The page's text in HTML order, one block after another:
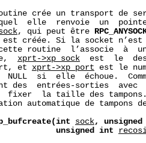
crée un transport de
elle  renvoie  un
, qui peut être
créée. Si la socket
routine  l’associe  à
xprt->xp_sock
est  le
et
xprt->xp_port est le
NULL  si  elle  échoue.
des  entrées-sorties  avec
fixer  la taille des
automatique de tampons
sock,
unsigned
unsigned
int